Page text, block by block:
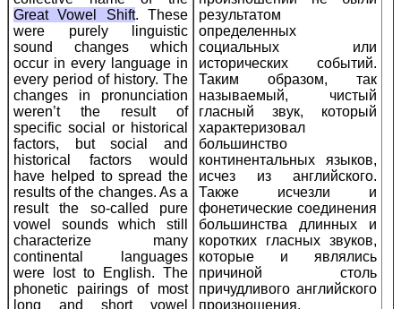
Great Vowel Shift. These
were purely linguistic
sound changes which
occur in every language in
every period of history. The
changes in pronunciation
weren’t the result of
specific social or historical
factors, but social and
historical factors would
have helped to spread the
results of the changes. As a
result the so-called pure
vowel sounds which still
characterize many
continental languages
were lost to English. The
phonetic pairings of most
long and short vowel
результатом
определенных
социальных или
исторических событий.
Таким образом, так
называемый, чистый
гласный звук, который
характеризовал
большинство
континентальных языков,
исчез из английского.
Также исчезли и
фонетические соединения
большинства длинных и
коротких гласных звуков,
которые и являлись
причиной столь
причудливого английского
произношения.